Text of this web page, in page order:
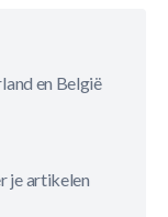
en België
je artikelen